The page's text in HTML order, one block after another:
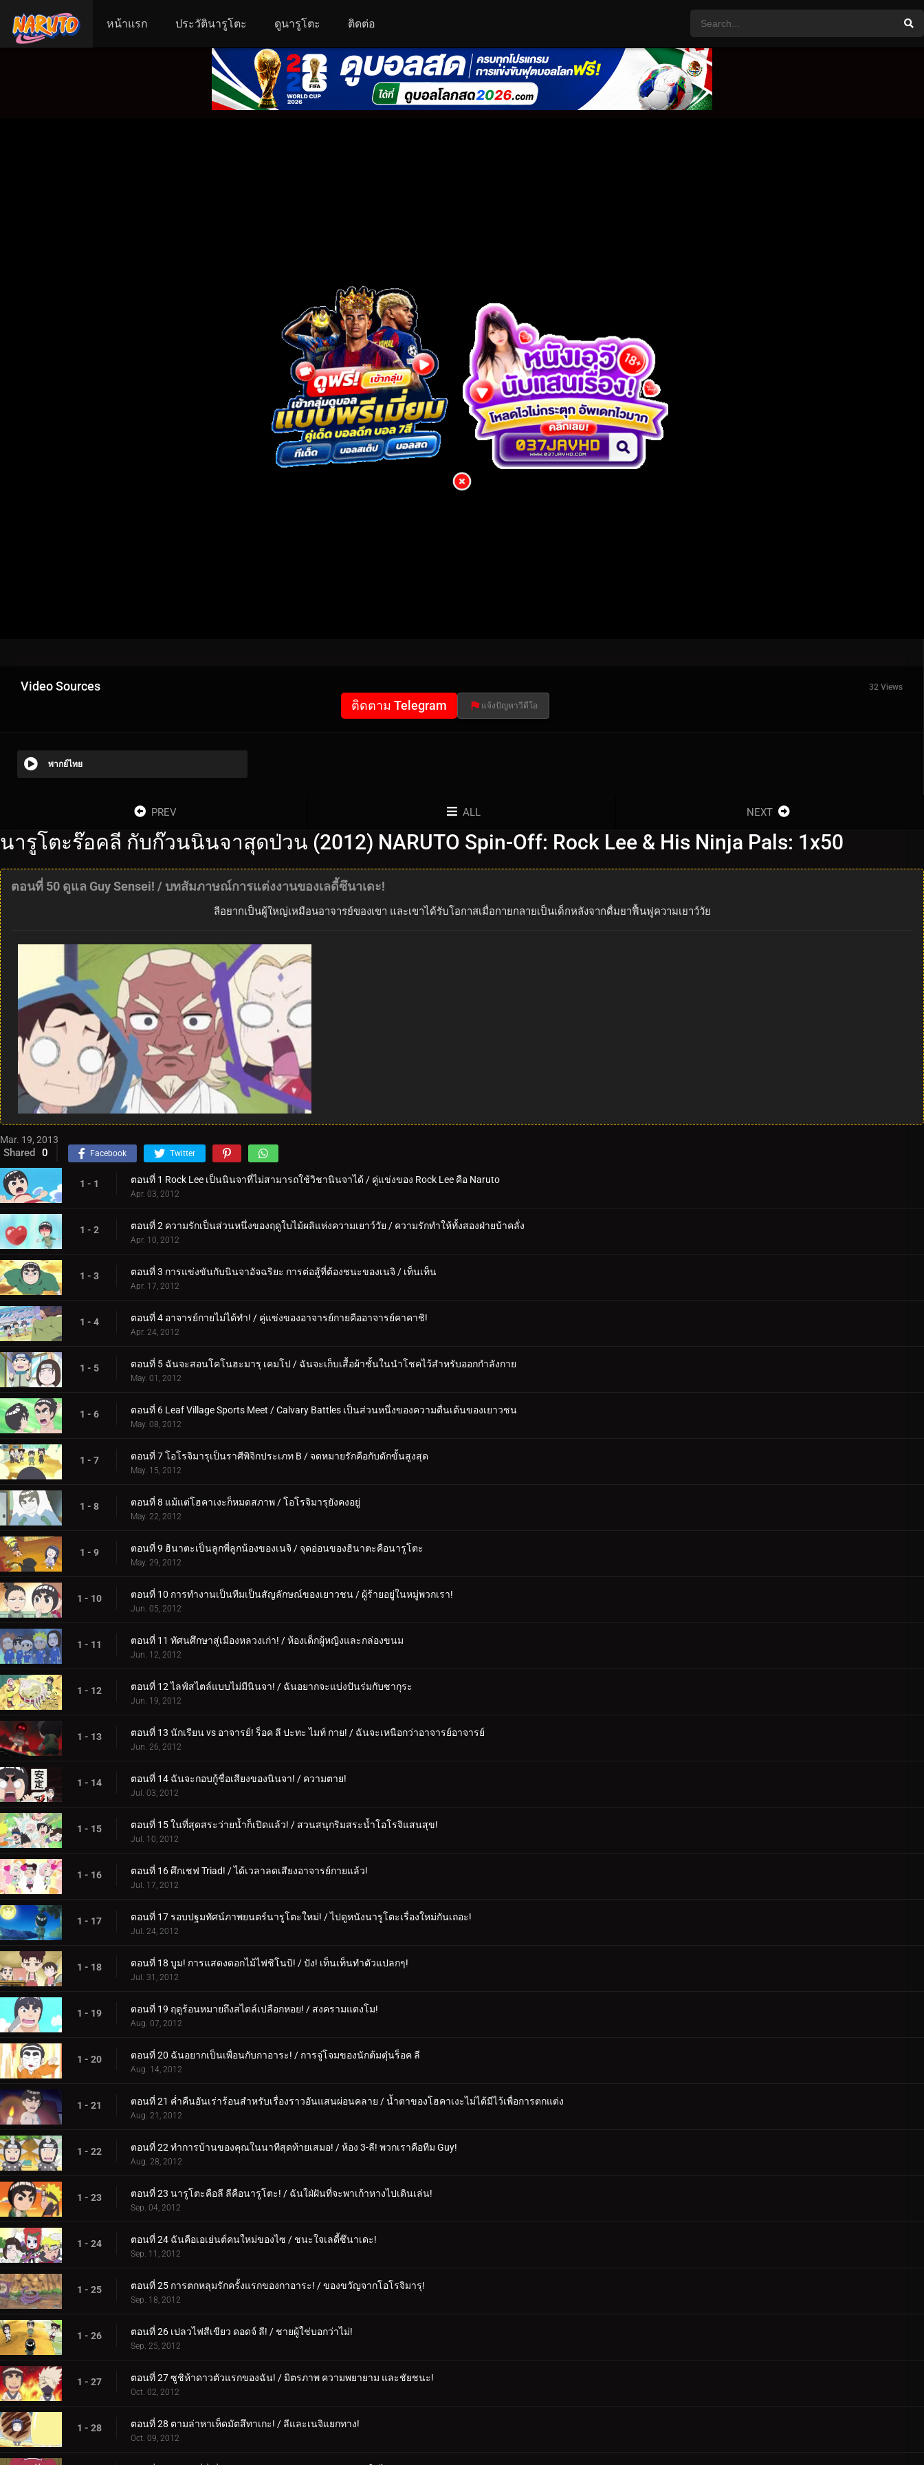
หน้าแรก ประวัตินารูโตะ ดูนารูโตะ ติดต่อ
Video Sources 32 Views
ติดตาม Telegram แจ้งปัญหาวีดีโอ
พากย์ไทย
PREV ALL NEXT
นารูโตะร๊อคลี กับก๊วนนินจาสุดป่วน (2012) NARUTO Spin-Off: Rock Lee & His Ninja Pals: 1x50
ตอนที่ 50 ดูแล Guy Sensei! / บทสัมภาษณ์การแต่งงานของเลดี้ซึนาเดะ!
ลีอยากเป็นผู้ใหญ่เหมือนอาจารย์ของเขา และเขาได้รับโอกาสเมื่อกายกลายเป็นเด็กหลังจากดื่มยาฟื้นฟูความเยาว์วัย
Mar. 19, 2013
Shared 0 Facebook Twitter
1 - 1 ตอนที่ 1 Rock Lee เป็นนินจาที่ไม่สามารถใช้วิชานินจาได้ / คู่แข่งของ Rock Lee คือ Naruto
Apr. 03, 2012
1 - 2 ตอนที่ 2 ความรักเป็นส่วนหนึ่งของฤดูใบไม้ผลิแห่งความเยาว์วัย / ความรักทำให้ทั้งสองฝ่ายบ้าคลั่ง
Apr. 10, 2012
1 - 3 ตอนที่ 3 การแข่งขันกับนินจาอัจฉริยะ การต่อสู้ที่ต้องชนะของเนจิ / เท็นเท็น
Apr. 17, 2012
1 - 4 ตอนที่ 4 อาจารย์กายไม่ได้ทำ! / คู่แข่งของอาจารย์กายคืออาจารย์คาคาชิ!
Apr. 24, 2012
1 - 5 ตอนที่ 5 ฉันจะสอนโคโนฮะมารุ เคมโป / ฉันจะเก็บเสื้อผ้าชั้นในนำโชคไว้สำหรับออกกำลังกาย
May. 01, 2012
1 - 6 ตอนที่ 6 Leaf Village Sports Meet / Calvary Battles เป็นส่วนหนึ่งของความตื่นเต้นของเยาวชน
May. 08, 2012
1 - 7 ตอนที่ 7 โอโรจิมารุเป็นราศีพิจิกประเภท B / จดหมายรักคือกับดักขั้นสูงสุด
May. 15, 2012
1 - 8 ตอนที่ 8 แม้แต่โฮคาเงะก็หมดสภาพ / โอโรจิมารุยังคงอยู่
May. 22, 2012
1 - 9 ตอนที่ 9 ฮินาตะเป็นลูกพี่ลูกน้องของเนจิ / จุดอ่อนของฮินาตะคือนารูโตะ
May. 29, 2012
1 - 10 ตอนที่ 10 การทำงานเป็นทีมเป็นสัญลักษณ์ของเยาวชน / ผู้ร้ายอยู่ในหมู่พวกเรา!
Jun. 05, 2012
1 - 11 ตอนที่ 11 ทัศนศึกษาสู่เมืองหลวงเก่า! / ห้องเด็กผู้หญิงและกล่องขนม
Jun. 12, 2012
1 - 12 ตอนที่ 12 ไลฟ์สไตล์แบบไม่มีนินจา! / ฉันอยากจะแบ่งปันร่มกับซากุระ
Jun. 19, 2012
1 - 13 ตอนที่ 13 นักเรียน vs อาจารย์! ร็อค ลี ปะทะ ไมท์ กาย! / ฉันจะเหนือกว่าอาจารย์อาจารย์
Jun. 26, 2012
1 - 14 ตอนที่ 14 ฉันจะกอบกู้ชื่อเสียงของนินจา! / ความตาย!
Jul. 03, 2012
1 - 15 ตอนที่ 15 ในที่สุดสระว่ายน้ำก็เปิดแล้ว! / สวนสนุกริมสระน้ำโอโรจิแสนสุข!
Jul. 10, 2012
1 - 16 ตอนที่ 16 ศึกเชฟ Triad! / ได้เวลาลดเสียงอาจารย์กายแล้ว!
Jul. 17, 2012
1 - 17 ตอนที่ 17 รอบปฐมทัศน์ภาพยนตร์นารูโตะใหม่! / ไปดูหนังนารูโตะเรื่องใหม่กันเถอะ!
Jul. 24, 2012
1 - 18 ตอนที่ 18 บูม! การแสดงดอกไม้ไฟชิโนบิ! / ปัง! เท็นเท็นทำตัวแปลกๆ!
Jul. 31, 2012
1 - 19 ตอนที่ 19 ฤดูร้อนหมายถึงสไตล์เปลือกหอย! / สงครามแตงโม!
Aug. 07, 2012
1 - 20 ตอนที่ 20 ฉันอยากเป็นเพื่อนกับกาอาระ! / การจู่โจมของนักต้มตุ๋นร็อค ลี
Aug. 14, 2012
1 - 21 ตอนที่ 21 ค่ำคืนอันเร่าร้อนสำหรับเรื่องราวอันแสนผ่อนคลาย / น้ำตาของโฮคาเงะไม่ได้มีไว้เพื่อการตกแต่ง
Aug. 21, 2012
1 - 22 ตอนที่ 22 ทำการบ้านของคุณในนาทีสุดท้ายเสมอ! / ห้อง 3-ลี! พวกเราคือทีม Guy!
Aug. 28, 2012
1 - 23 ตอนที่ 23 นารูโตะคือลี ลีคือนารูโตะ! / ฉันใฝ่ฝันที่จะพาเก้าหางไปเดินเล่น!
Sep. 04, 2012
1 - 24 ตอนที่ 24 ฉันคือเอเย่นต์คนใหม่ของไซ / ชนะใจเลดี้ซึนาเดะ!
Sep. 11, 2012
1 - 25 ตอนที่ 25 การตกหลุมรักครั้งแรกของกาอาระ! / ของขวัญจากโอโรจิมารุ!
Sep. 18, 2012
1 - 26 ตอนที่ 26 เปลวไฟสีเขียว ดอดจ์ ลี! / ชายผู้ใช่บอกว่าไม่!
Sep. 25, 2012
1 - 27 ตอนที่ 27 ซูชิห้าดาวตัวแรกของฉัน! / มิตรภาพ ความพยายาม และชัยชนะ!
Oct. 02, 2012
1 - 28 ตอนที่ 28 ตามล่าหาเห็ดมัตสึทาเกะ! / ลีและเนจิแยกทาง!
Oct. 09, 2012